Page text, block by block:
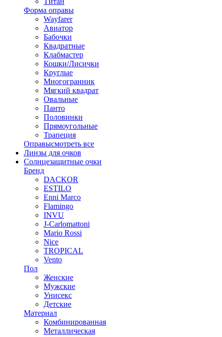
Форма оправы
Wayfarer
Авиатор
Бабочки
Квадратные
Клабмастер
Кошки/Лисички
Круглые
Многогранник
Мягкий квадрат
Овальные
Панто
Половинки
Прямоугольные
Трапеция
Оправысмотреть все
Линзы для очков
Солнцезащитные очки
Бренд
DACKOR
ESTILO
Enni Marco
Flamingo
INVU
J-Carlomattoni
Mario Rossi
Nice
TROPICAL
Vento
Пол
Женские
Мужские
Унисекс
Детские
Материал
Комбинированная
Металлическая